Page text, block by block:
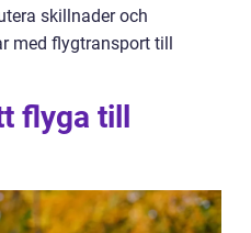
skillnader och
med flygtransport till
flyga till